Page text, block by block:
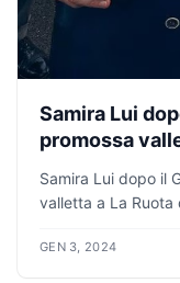
Samira Lui
promossa
Samira Lui dopo il
valletta a La Ruota
GEN 3, 2024